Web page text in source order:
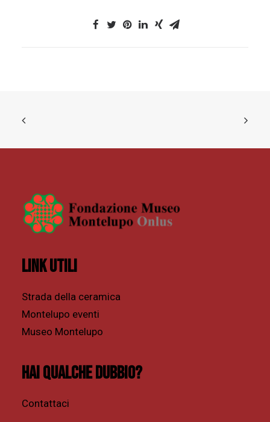
Link utili
Strada della ceramica
Montelupo eventi
Museo Montelupo
Hai qualche dubbio?
Contattaci